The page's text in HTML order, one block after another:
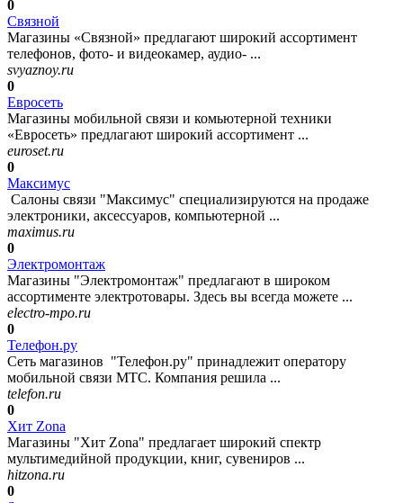
0
Связной
Магазины «Связной» предлагают широкий ассортимент
телефонов, фото- и видеокамер, аудио- ...
svyaznoy.ru
0
Евросеть
Магазины мобильной связи и комьютерной техники
«Евросеть» предлагают широкий ассортимент ...
euroset.ru
0
Максимус
Салоны связи "Максимус" специализируются на продаже
электроники, аксессуаров, компьютерной ...
maximus.ru
0
Электромонтаж
Магазины "Электромонтаж" предлагают в широком
ассортименте электротовары. Здесь вы всегда можете ...
electro-mpo.ru
0
Телефон.ру
Сеть магазинов "Телефон.ру" принадлежит оператору
мобильной связи МТС. Компания решила ...
telefon.ru
0
Хит Zona
Магазины "Хит Zona" предлагает широкий спектр
мультимедийной продукции, книг, сувениров ...
hitzona.ru
0